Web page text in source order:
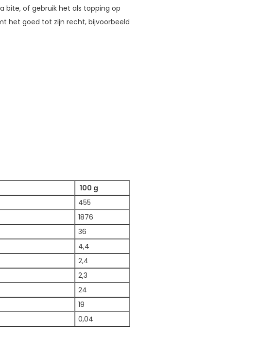
bite, of gebruik het als topping op
het goed tot zijn recht, bijvoorbeeld
100 g
455
1876
36
4,4
2,4
2,3
24
19
0,04